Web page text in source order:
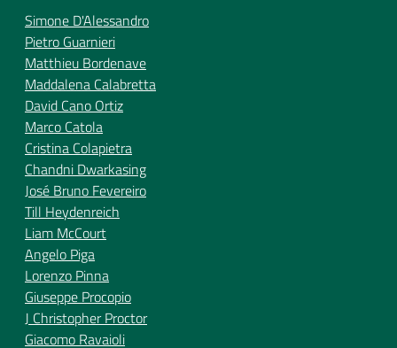
Simone D'Alessandro
Pietro Guarnieri
Matthieu Bordenave
Maddalena Calabretta
David Cano Ortiz
Marco Catola
Cristina Colapietra
Chandni Dwarkasing
José Bruno Fevereiro
Till Heydenreich
Liam McCourt
Angelo Piga
Lorenzo Pinna
Giuseppe Procopio
J Christopher Proctor
Giacomo Ravaioli